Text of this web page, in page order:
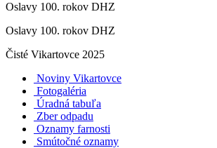
Oslavy 100. rokov DHZ
Oslavy 100. rokov DHZ
Čisté Vikartovce 2025
Noviny Vikartovce
Fotogaléria
Úradná tabuľa
Zber odpadu
Oznamy farnosti
Smútočné oznamy